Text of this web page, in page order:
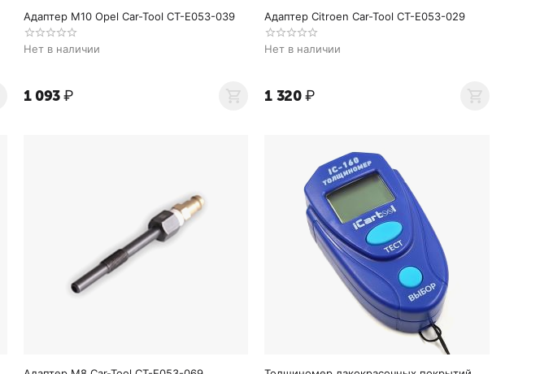
Адаптер M10 Opel Car-Tool CT-E053-039
Нет в наличии
1 093₽
Адаптер Citroen Car-Tool CT-E053-029
Нет в наличии
1 320 ₽